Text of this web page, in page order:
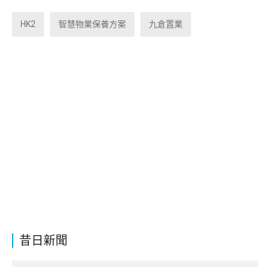
昔日新聞
HK2 智慧物業保養方案 九倉置業